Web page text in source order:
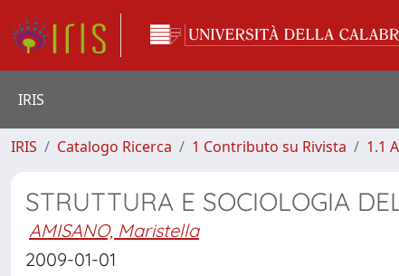
IRIS
IRIS Catalogo Ricerca 1 Contributo su Rivista 1.1
STRUTTURA E SOCIOLOGIA
AMISANO, Maristella
2009-01-01